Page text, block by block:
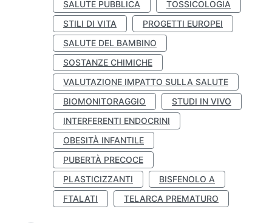
SALUTE PUBBLICA
TOSSICOLOGIA
STILI DI VITA
PROGETTI EUROPEI
SALUTE DEL BAMBINO
SOSTANZE CHIMICHE
VALUTAZIONE IMPATTO SULLA SALUTE
BIOMONITORAGGIO
STUDI IN VIVO
INTERFERENTI ENDOCRINI
OBESITÀ INFANTILE
PUBERTÀ PRECOCE
PLASTICIZZANTI
BISFENOLO A
FTALATI
TELARCA PREMATURO